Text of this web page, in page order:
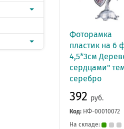
Фоторамка
пластик на 6
4,5*3см
сердцами"
серебро
392 руб.
Код: НФ-00010072
На складе: